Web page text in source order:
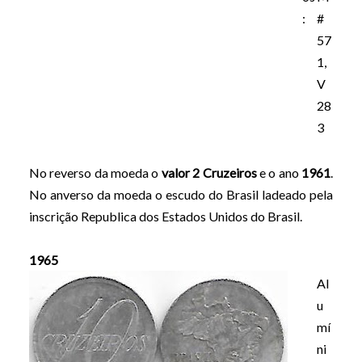
:
#
57
1,
V
28
3
No reverso da moeda o valor 2 Cruzeirose o ano 1961.
No anverso da moeda o escudo do Brasil ladeado pela
inscrição Republica dos Estados Unidos do Brasil.
1965
Al
u
mí
ni